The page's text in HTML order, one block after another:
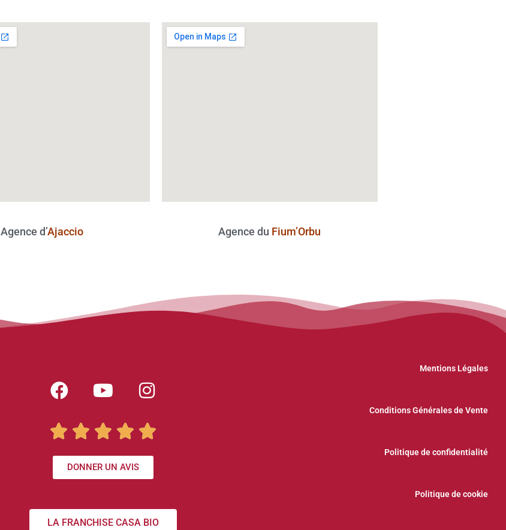
Agence d’Ajaccio Agence du Fium’Orbu
    
DONNER UN AVIS
LA FRANCHISE CASA BIO
Mentions Légales
Conditions Générales de Vente
Politique de confidentialité
Politique de cookie